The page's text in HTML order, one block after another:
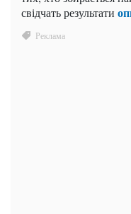
свідчать результати